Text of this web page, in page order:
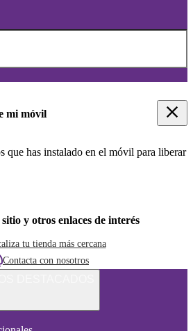
mi móvil
que has instalado en el móvil para liberar
y otros enlaces de interés
tu tienda más cercana
Contacta con nosotros